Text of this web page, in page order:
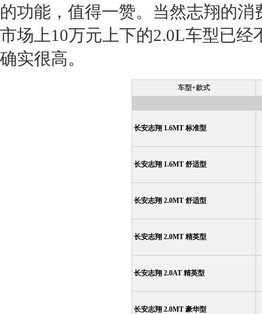
的功能，值得一赞。当然志翔的消
市场上10万元上下的2.0L车型已
确实很高。
车型+款式
长安志翔 1.6MT 标准型
长安志翔 1.6MT 舒适型
长安志翔 2.0MT 舒适型
长安志翔 2.0MT 精英型
长安志翔 2.0AT 精英型
长安志翔 2.0MT 豪华型